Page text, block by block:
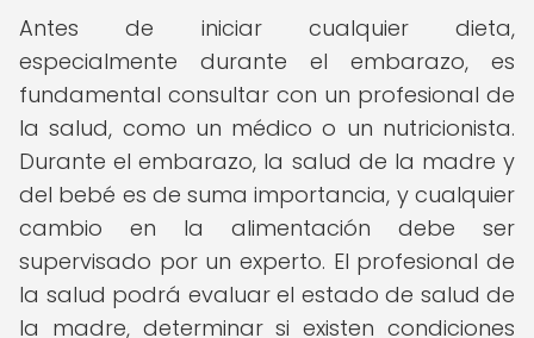
Antes de iniciar cualquier dieta,
especialmente durante el embarazo, es
fundamental consultar con un profesional de
la salud, como un médico o un nutricionista.
Durante el embarazo, la salud de la madre y
del bebé es de suma importancia, y cualquier
cambio en la alimentación debe ser
supervisado por un experto. El profesional de
la salud podrá evaluar el estado de salud de
la madre, determinar si existen condiciones